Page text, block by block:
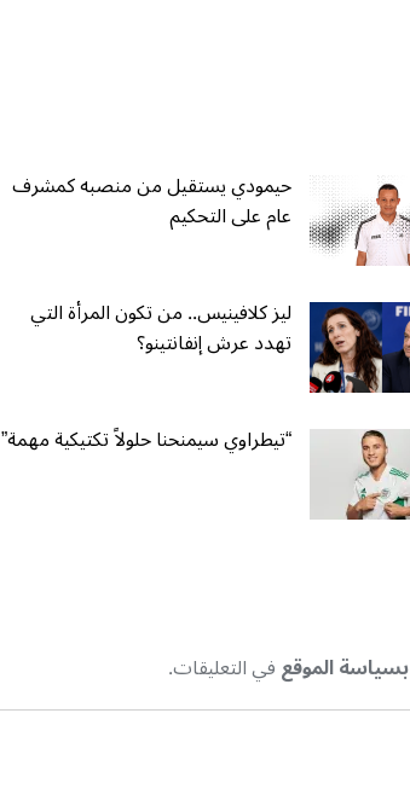
حيمودي يستقيل من منصبه كمشرف
عام على التحكيم
ليز كلافينيس.. من تكون المرأة التي
تهدد عرش إنفانتينو؟
“تيطراوي سيمنحنا حلولاً تكتيكية مهمة”
بسياسة الموقعفي التعليقات.